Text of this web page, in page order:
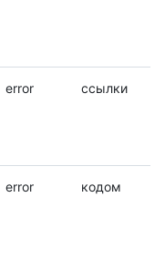
error ссылки
error кодом